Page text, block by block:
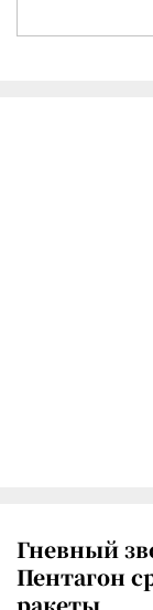
Гневный
Пентагон
ракеты